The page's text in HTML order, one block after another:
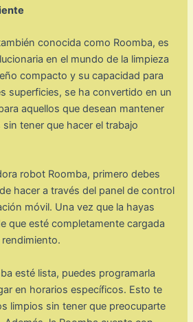
conocida como Roomba, es
en el mundo de la limpieza
compacto y su capacidad para
superficies, se ha convertido en un
aquellos que desean mantener
tener que hacer el trabajo
robot Roomba, primero debes
hacer a través del panel de control
móvil. Una vez que la hayas
que esté completamente cargada
esté lista, puedes programarla
en horarios específicos. Esto te
limpios sin tener que preocuparte